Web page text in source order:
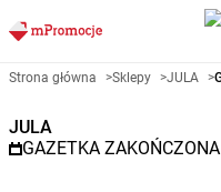
Gazetka
Strona główna >Sklepy >JULA >
JULA
GAZETKA ZAKOŃCZONA